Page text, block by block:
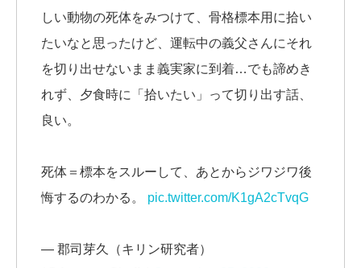
しい動物の死体をみつけて、骨格標本用に拾い
たいなと思ったけど、運転中の義父さんにそれ
を切り出せないまま義実家に到着…でも諦めき
れず、夕食時に「拾いたい」って切り出す話、
良い。
死体＝標本をスルーして、あとからジワジワ後
悔するのわかる。 pic.twitter.com/K1gA2cTvqG
— 郡司芽久（キリン研究者）